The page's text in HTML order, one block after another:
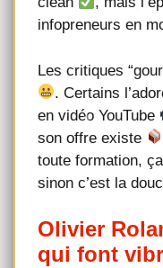
infopreneurs en
Les critiques
. Certains
en vidéo YouTube
son offre existe
toute formation,
sinon c’est la
Olivier
qui font